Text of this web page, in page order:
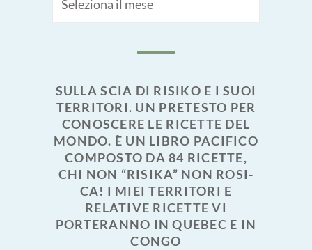
SULLA SCIA DI RISIKO E I SUOI
TERRITORI. UN PRETESTO PER
CONOSCERE LE RICETTE DEL
MONDO. È UN LIBRO PACIFICO
COMPOSTO DA 84 RICETTE,
CHI NON “RISIKA” NON ROSI-
CA! I MIEI TERRITORI E
RELATIVE RICETTE VI
PORTERANNO IN QUEBEC E IN
CONGO